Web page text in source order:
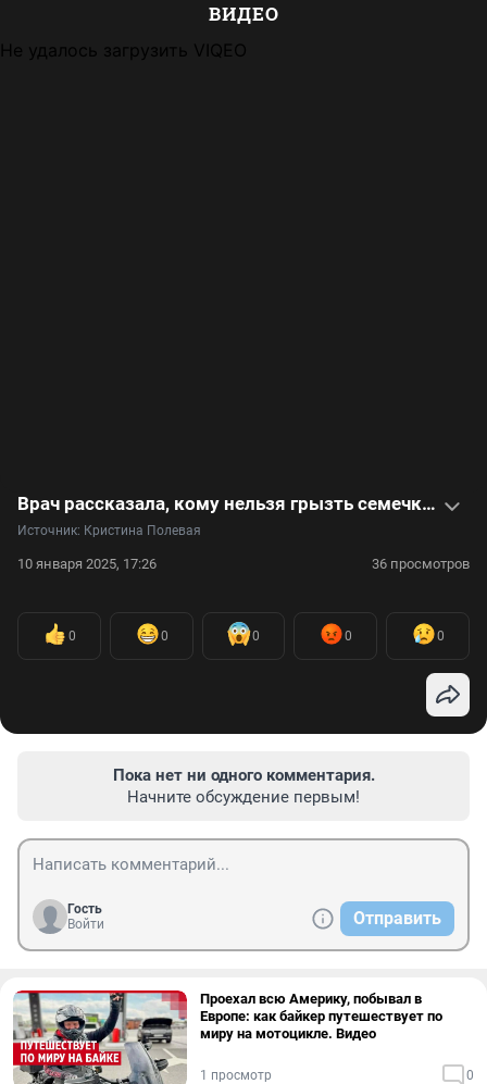
ВИДЕО
Не удалось загрузить VIQEO
Врач рассказала, кому нельзя грызть семечки — видео
Источник: Кристина Полевая
10 января 2025, 17:26 36 просмотров
0 0 0 0 0
Пока нет ни одного комментария.
Начните обсуждение первым!
Гость
Войти
Отправить
Проехал всю Америку, побывал в
Европе: как байкер путешествует по
миру на мотоцикле. Видео
1 просмотр 0